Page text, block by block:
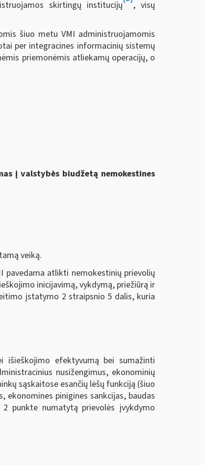
skirtingų institucijų
, visų
šiuo metu VMI administruojamomis
per integracines informacinių sistemų
priemonėmis atliekamų operacijų, o
į valstybės biudžetą nemokestines
veiką.
pavedama atlikti nemokestinių prievolių
inicijavimą, vykdymą, priežiūrą ir
įstatymo 2 straipsnio 5 dalis, kuria
išieškojimo efektyvumą bei sumažinti
nusižengimus, ekonominių
sąskaitose esančių lėšų funkciją (šiuo
pinigines sankcijas, baudas
punkte numatytą prievolės įvykdymo